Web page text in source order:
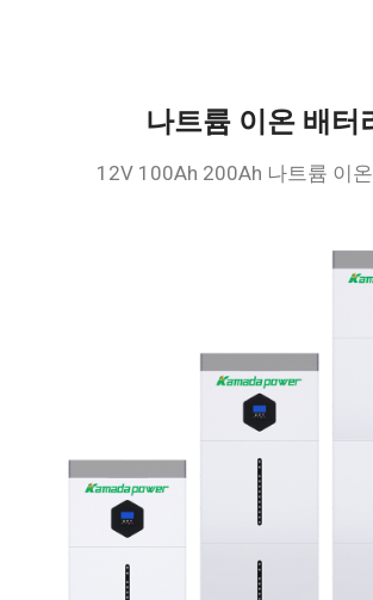
나트륨 이온 배터
12V 100Ah 200Ah 나트륨 이